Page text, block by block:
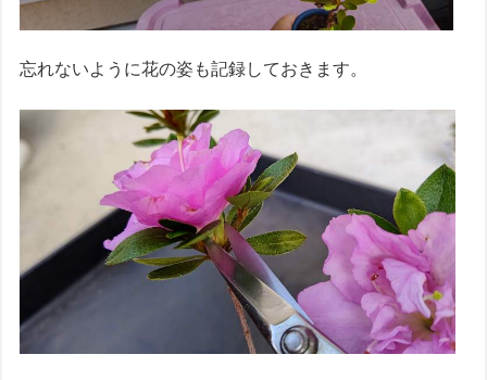
忘れないように花の姿も記録しておきます。